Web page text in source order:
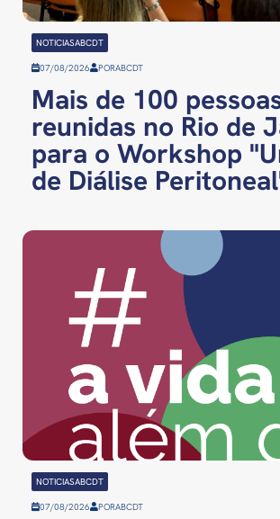
NOTICIASABCDT
07/08/2026 PORABCDT
Mais de 100
reunidas no Rio de
para o Workshop
de Diálise
NOTICIASABCDT
07/08/2026 PORABCDT